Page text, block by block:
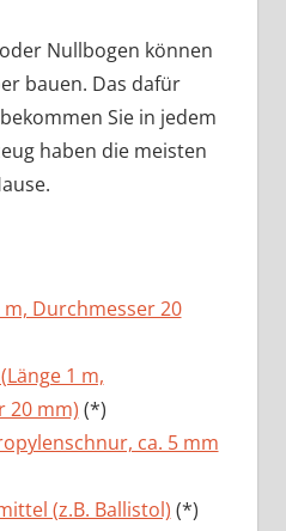
Nullbogen können
bauen. Das dafür
Sie in jedem
haben die meisten
m, Durchmesser 20
1 m,
20 mm) (*)
ca. 5 mm
(z.B. Ballistol) (*)